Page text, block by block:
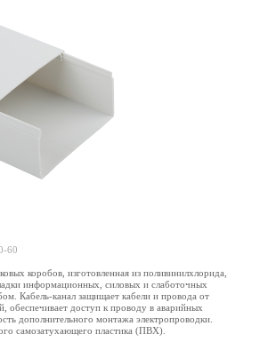
60
коробов, изготовленная из поливинилхлорида,
информационных, силовых и слаботочных
Кабель-канал защищает кабели и провода от
обеспечивает доступ к проводу в аварийных
дополнительного монтажа электропроводки.
самозатухающего пластика (ПВХ).